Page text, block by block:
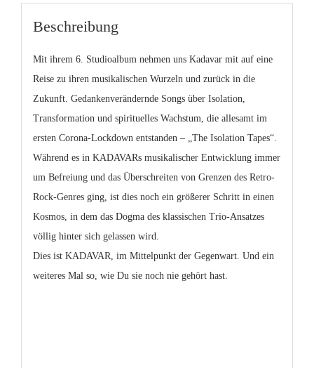
Beschreibung
Mit ihrem 6. Studioalbum nehmen uns Kadavar mit auf eine
Reise zu ihren musikalischen Wurzeln und zurück in die
Zukunft. Gedankenverändernde Songs über Isolation,
Transformation und spirituelles Wachstum, die allesamt im
ersten Corona-Lockdown entstanden – „The Isolation Tapes“.
Während es in KADAVARs musikalischer Entwicklung immer
um Befreiung und das Überschreiten von Grenzen des Retro-
Rock-Genres ging, ist dies noch ein größerer Schritt in einen
Kosmos, in dem das Dogma des klassischen Trio-Ansatzes
völlig hinter sich gelassen wird.
Dies ist KADAVAR, im Mittelpunkt der Gegenwart. Und ein
weiteres Mal so, wie Du sie noch nie gehört hast.